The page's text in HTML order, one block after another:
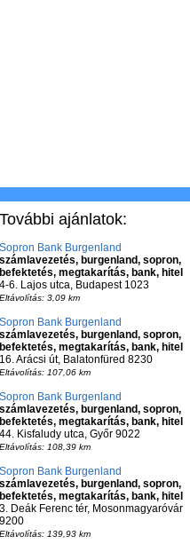
További ajánlatok:
Sopron Bank Burgenland
számlavezetés, burgenland, sopron,
befektetés, megtakarítás, bank, hitel
4-6. Lajos utca, Budapest 1023
Eltávolítás: 3,09 km
Sopron Bank Burgenland
számlavezetés, burgenland, sopron,
befektetés, megtakarítás, bank, hitel
16. Arácsi út, Balatonfüred 8230
Eltávolítás: 107,06 km
Sopron Bank Burgenland
számlavezetés, burgenland, sopron,
befektetés, megtakarítás, bank, hitel
44. Kisfaludy utca, Győr 9022
Eltávolítás: 108,39 km
Sopron Bank Burgenland
számlavezetés, burgenland, sopron,
befektetés, megtakarítás, bank, hitel
3. Deák Ferenc tér, Mosonmagyaróvár
9200
Eltávolítás: 139,93 km